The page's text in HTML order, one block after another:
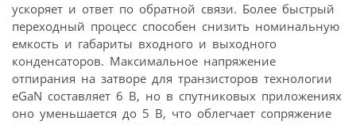
ускоряет и ответ по обратной связи. Более быстрый
переходный процесс способен снизить номинальную
емкость и габариты входного и выходного
конденсаторов. Максимальное напряжение
отпирания на затворе для транзисторов технологии
eGaN составляет 6 В, но в спутниковых приложениях
оно уменьшается до 5 В, что облегчает сопряжение